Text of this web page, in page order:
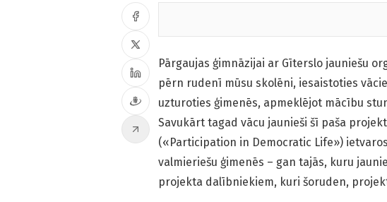
Pārgaujas ģimnāzijai ar Gīterslo jauniešu
pērn rudenī mūsu skolēni, iesaistoties
uzturoties ģimenēs, apmeklējot mācību
Savukārt tagad vācu jaunieši šī paša
(«Participation in Democratic Life»)
valmieriešu ģimenēs – gan tajās, kuru
projekta dalībniekiem, kuri šoruden,